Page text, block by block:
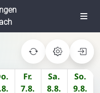
Fr.
7.8.
Sa.
8.8.
So.
9.8.